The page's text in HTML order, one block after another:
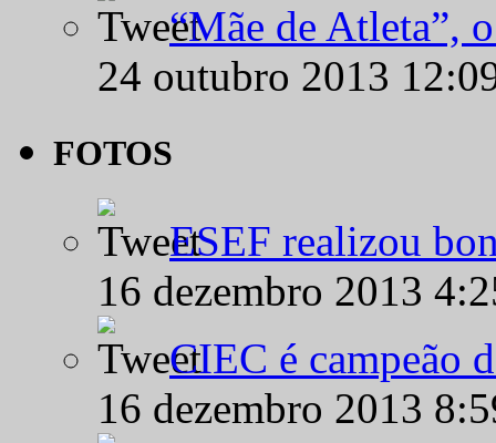
“Mãe de Atleta”,
24 outubro 2013
FOTOS
ESEF realizou
16 dezembro 2013
CIEC é campeão
16 dezembro 2013